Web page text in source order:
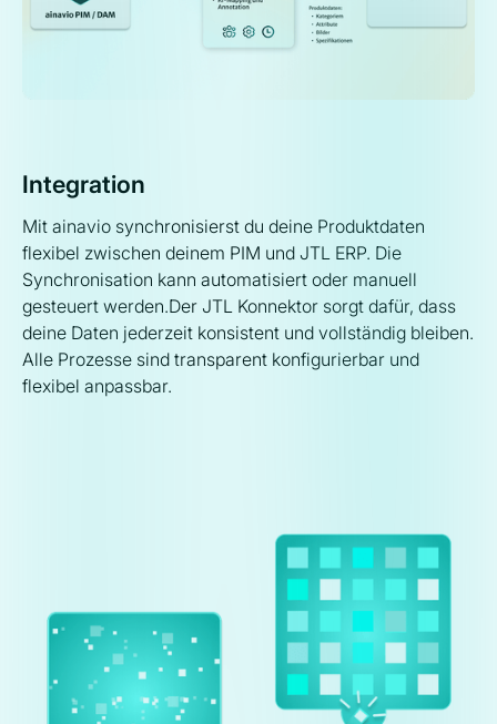
Integration
Mit ainavio synchronisierst du deine Produktdaten
flexibel zwischen deinem PIM und JTL ERP. Die
Synchronisation kann automatisiert oder manuell
gesteuert werden.Der JTL Konnektor sorgt dafür, dass
deine Daten jederzeit konsistent und vollständig bleiben.
Alle Prozesse sind transparent konfigurierbar und
flexibel anpassbar.